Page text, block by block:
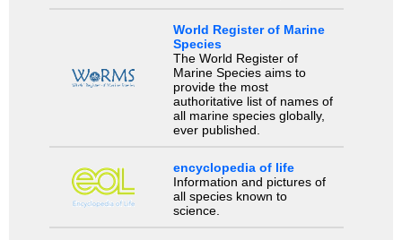
World Register of Marine
Species
The World Register of
Marine Species aims to
provide the most
authoritative list of names of
all marine species globally,
ever published.
encyclopedia of life
Information and pictures of
all species known to
science.